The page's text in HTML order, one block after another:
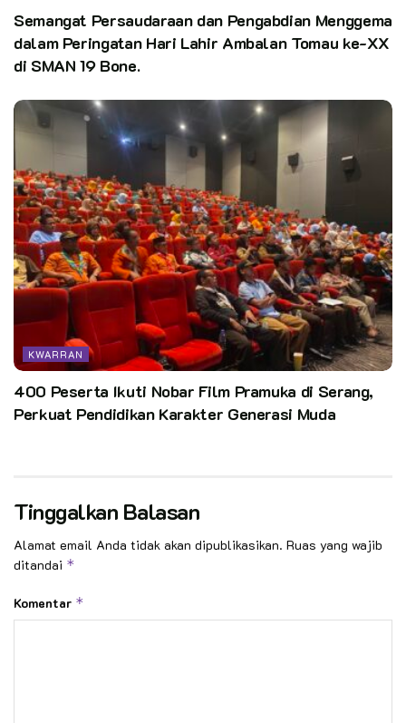
Semangat Persaudaraan dan Pengabdian Menggema
dalam Peringatan Hari Lahir Ambalan Tomau ke-XX
di SMAN 19 Bone.
KWARRAN
400 Peserta Ikuti Nobar Film Pramuka di Serang,
Perkuat Pendidikan Karakter Generasi Muda
Tinggalkan Balasan
Alamat email Anda tidak akan dipublikasikan. Ruas yang wajib
ditandai *
Komentar *